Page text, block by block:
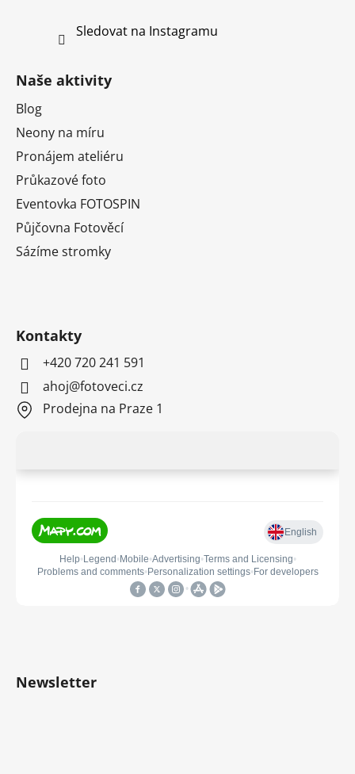
Sledovat na Instagramu
Naše aktivity
Blog
Neony na míru
Pronájem ateliéru
Průkazové foto
Eventovka FOTOSPIN
Půjčovna Fotověcí
Sázíme stromky
Kontakty
+420 720 241 591
ahoj@fotoveci.cz
Prodejna na Praze 1
Newsletter